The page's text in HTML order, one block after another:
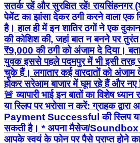
सतर्क रहें और सुरक्षित रहें! रायसिंहनगर
पेमेंट का झांसा देकर ठगी करने वाला एक
है। हाल ही में इन शातिर ठगों ने एक
की कोशिश की, जहां बात न बनने पर
₹9,000 की ठगी को अंजाम दे दिया।
युवक इससे पहले पदमपुर में भी इसी तरह
चुके हैं। लगातार कई वारदातों को
होकर सरेआम बाजार में घूम रहे हैं और नए
🚨 व्यापारी भाई इन बातों का विशेष
या स्लिप पर भरोसा न करें: ग्राहक
Payment Successful की स्लिप या
सकती है। * अपना मैसेज/
आपके स्वयं के फोन पर पैसे प्राप्त होने